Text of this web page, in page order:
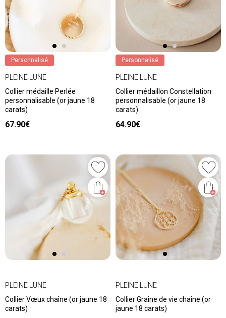
Personnalisé
PLEINE LUNE
Collier médaille Perlée
personnalisable (or jaune 18
carats)
67.90€
Personnalisé
PLEINE LUNE
Collier médaillon Constellation
personnalisable (or jaune 18
carats)
64.90€
PLEINE LUNE
Collier Vœux chaîne (or jaune 18
carats)
PLEINE LUNE
Collier Graine de vie chaîne (or
jaune 18 carats)